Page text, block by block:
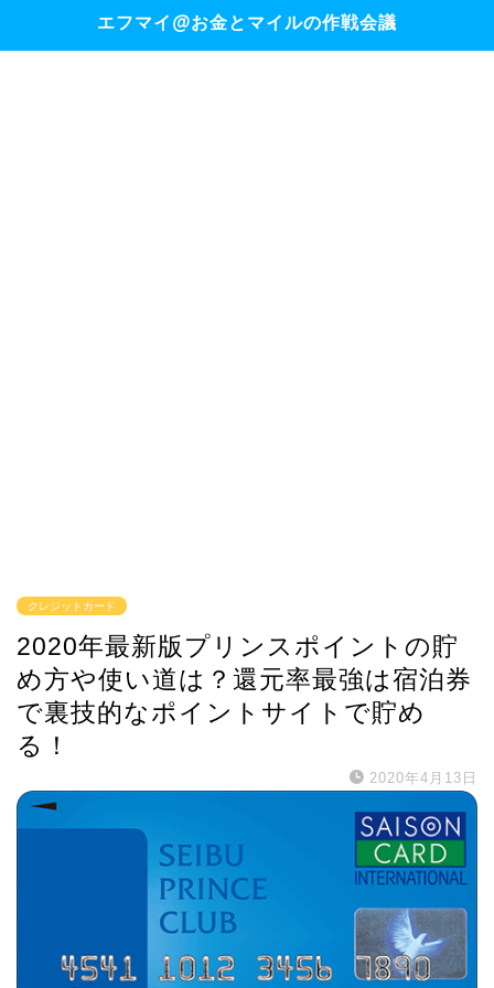
エフマイ@お金とマイルの作戦会議
クレジットカード
2020年最新版プリンスポイントの貯
め方や使い道は？還元率最強は宿泊券
で裏技的なポイントサイトで貯め
る！
2020年4月13日